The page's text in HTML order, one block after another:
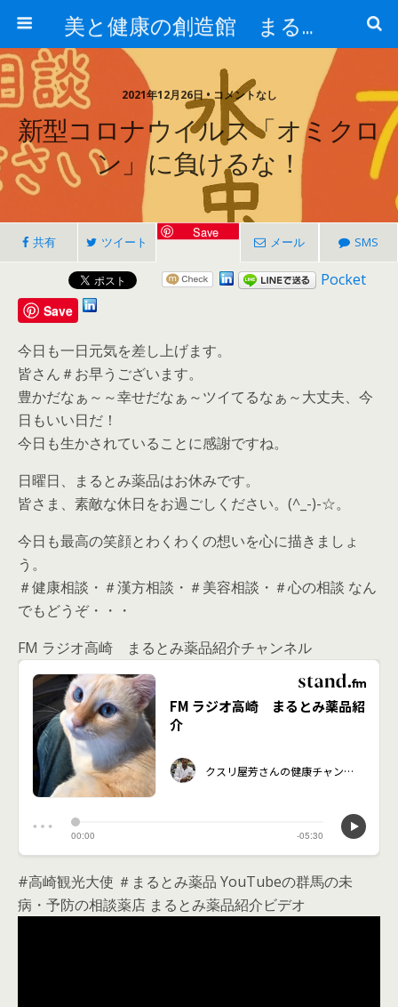
美と健康の創造館 まるとみ薬品 ぐんまの薬屋 芳さんのブログ
2021年12月26日 • コメントなし
新型コロナウイルス「オミクロ
ン」に負けるな！
共有 ツイート
Save
メール SMS
Pocket
Save
今日も一日元気を差し上げます。
皆さん＃お早うございます。
豊かだなぁ～～幸せだなぁ～ツイてるなぁ～大丈夫、今
日もいい日だ！
今日も生かされていることに感謝ですね。
日曜日、まるとみ薬品はお休みです。
皆さま、素敵な休日をお過ごしください。(^_-)-☆。
今日も最高の笑顔とわくわくの想いを心に描きましょ
う。
＃健康相談・＃漢方相談・＃美容相談・＃心の相談 なん
でもどうぞ・・・
FM ラジオ高崎 まるとみ薬品紹介チャンネル
#高崎観光大使 ＃まるとみ薬品 YouTubeの群馬の未
病・予防の相談薬店 まるとみ薬品紹介ビデオ